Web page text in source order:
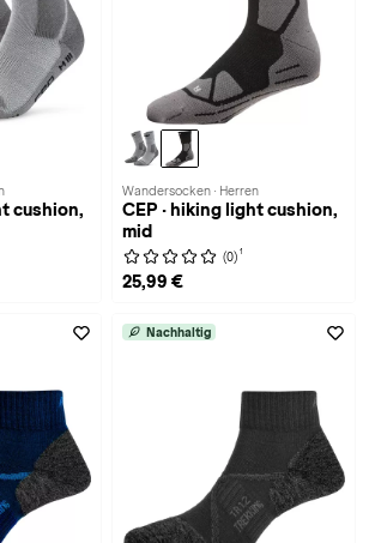
cushion,
Wandersocken · Herren
CEP · hiking light cushion,
mid
(0) 1
25,99 €
Nachhaltig